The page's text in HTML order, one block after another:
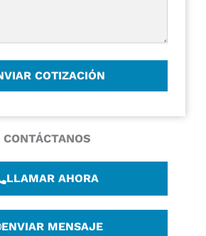
CONTÁCTANOS
LLAMAR AHORA
ENVIAR MENSAJE